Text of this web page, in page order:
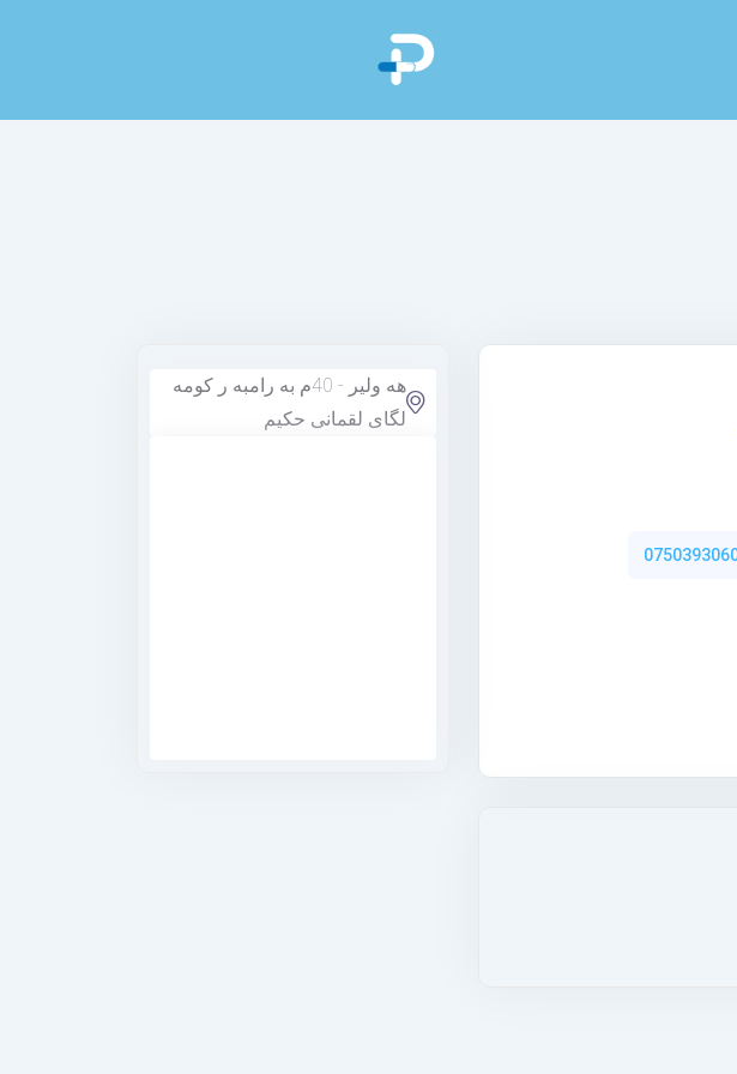
هه ولير - 40م به رامبه ر کومه
لگای لقمانی حکیم